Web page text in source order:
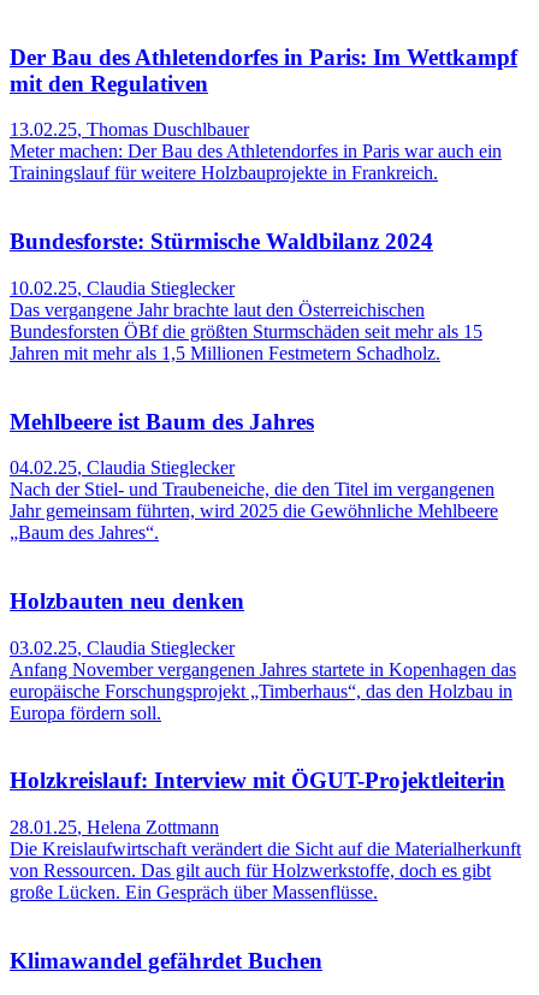
Der Bau des Athletendorfes in Paris: Im Wettkampf
mit den Regulativen
13.02.25, Thomas Duschlbauer
Meter machen: Der Bau des Athletendorfes in Paris war auch ein
Trainingslauf für weitere Holzbauprojekte in Frankreich.
Bundesforste: Stürmische Waldbilanz 2024
10.02.25, Claudia Stieglecker
Das vergangene Jahr brachte laut den Österreichischen
Bundesforsten ÖBf die größten Sturmschäden seit mehr als 15
Jahren mit mehr als 1,5 Millionen Festmetern Schadholz.
Mehlbeere ist Baum des Jahres
04.02.25, Claudia Stieglecker
Nach der Stiel- und Traubeneiche, die den Titel im vergangenen
Jahr gemeinsam führten, wird 2025 die Gewöhnliche Mehlbeere
„Baum des Jahres“.
Holzbauten neu denken
03.02.25, Claudia Stieglecker
Anfang November vergangenen Jahres startete in Kopenhagen das
europäische Forschungsprojekt „Timberhaus“, das den Holzbau in
Europa fördern soll.
Holzkreislauf: Interview mit ÖGUT-Projektleiterin
28.01.25, Helena Zottmann
Die Kreislaufwirtschaft verändert die Sicht auf die Materialherkunft
von Ressourcen. Das gilt auch für Holzwerkstoffe, doch es gibt
große Lücken. Ein Gespräch über Massenflüsse.
Klimawandel gefährdet Buchen